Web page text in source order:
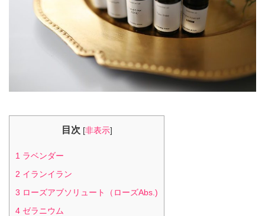
目次 [非表示]
1 ラベンダー
2 イランイラン
3 ローズアブソリュート（ローズAbs.)
4 ゼラニウム